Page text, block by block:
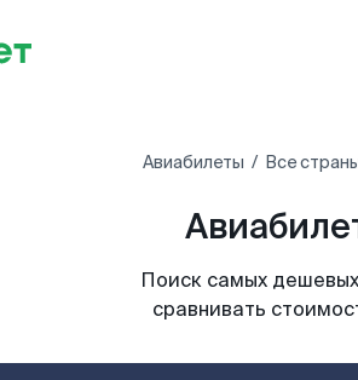
Авиабилеты Все
Поиск самых
сравнивать